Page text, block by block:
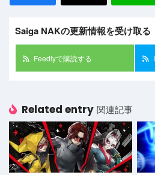
Saiga NAKの更新情報を受け取る
Feedlyで購読する
Related entry 関連記事